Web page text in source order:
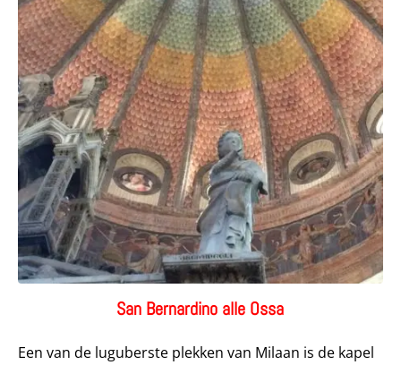
San Bernardino alle Ossa
Een van de luguberste plekken van Milaan is de kapel